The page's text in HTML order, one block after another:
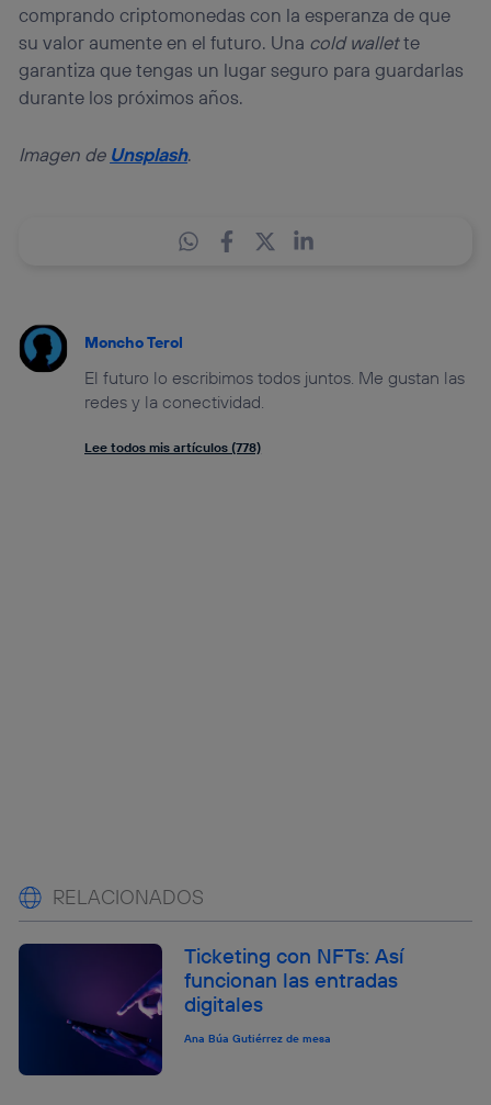
comprando criptomonedas con la esperanza de que
su valor aumente en el futuro. Una cold wallette
garantiza que tengas un lugar seguro para guardarlas
durante los próximos años.
Imagen de Unsplash.
Moncho Terol
El futuro lo escribimos todos juntos. Me gustan las
redes y la conectividad.
Lee todos mis artículos (778)
RELACIONADOS
Ticketing con NFTs: Así
funcionan las entradas
digitales
Ana Búa Gutiérrez de mesa